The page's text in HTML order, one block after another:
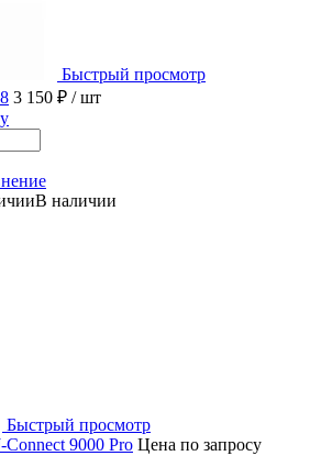
Быстрый просмотр
3 150 ₽ / шт
В наличии
Быстрый просмотр
Connect 9000 Pro Цена по запросу